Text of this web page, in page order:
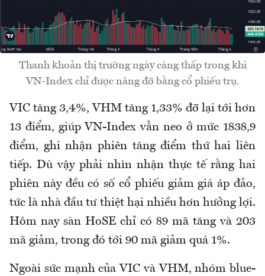
Thanh khoản thị trường ngày càng thấp trong khi
VN-Index chỉ được nâng đỡ bằng cổ phiếu trụ.
VIC tăng 3,4%, VHM tăng 1,33% đỡ lại tới hơn
13 điểm, giúp VN-Index vẫn neo ở mức 1838,9
điểm, ghi nhận phiên tăng điểm thứ hai liên
tiếp. Dù vậy phải nhìn nhận thực tế rằng hai
phiên này đều có số cổ phiếu giảm giá áp đảo,
tức là nhà đầu tư thiệt hại nhiều hơn hưởng lợi.
Hôm nay sàn HoSE chỉ có 89 mã tăng và 203
mã giảm, trong đó tới 90 mã giảm quá 1%.
Ngoài sức mạnh của VIC và VHM, nhóm blue-